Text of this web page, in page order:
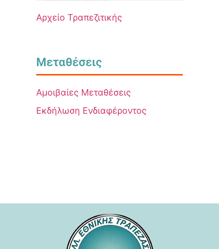
Αρχείο Τραπεζιτικής
Μεταθέσεις
Αμοιβαίες Μεταθέσεις
Εκδήλωση Ενδιαφέροντος